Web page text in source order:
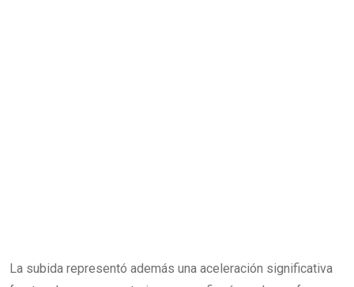
La subida representó además una aceleración significativa